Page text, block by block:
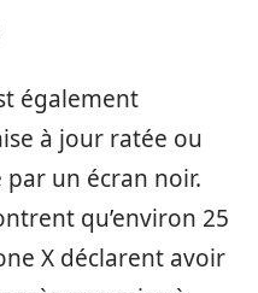
également
à jour ratée ou
un écran noir.
qu’environ 25
X déclarent avoir